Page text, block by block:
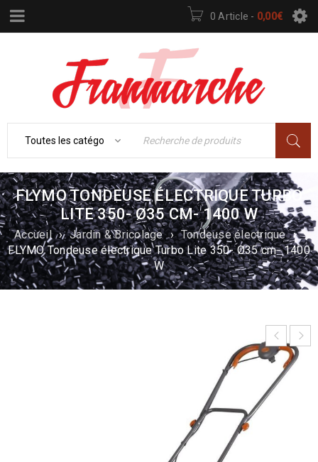
0 Article - 0,00€
FLYMO TONDEUSE ÉLECTRIQUE TURBO
LITE 350- Ø35 CM- 1400 W
Accueil › Jardin & Bricolage › Tondeuse électrique ›
FLYMO Tondeuse électrique Turbo Lite 350- Ø35 cm- 1400
W